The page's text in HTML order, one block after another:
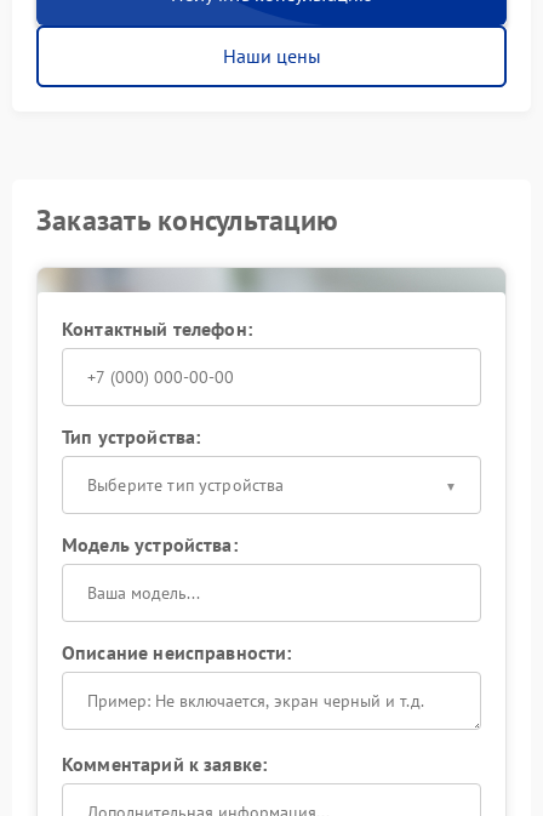
Наши цены
Заказать консультацию
Контактный телефон:
Тип устройства:
Выберите тип устройства
Модель устройства:
Описание неисправности:
Комментарий к заявке: